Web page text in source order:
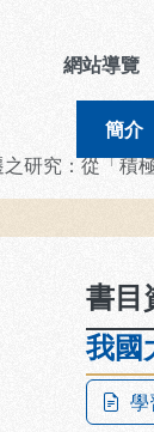
網站導覽
簡介
研究：從「積
書目
我國
學